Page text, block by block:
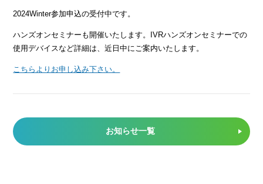
2024Winter参加申込の受付中です。
ハンズオンセミナーも開催いたします。IVRハンズオンセミナーでの
使用デバイスなど詳細は、近日中にご案内いたします。
こちらよりお申し込み下さい。
お知らせ一覧